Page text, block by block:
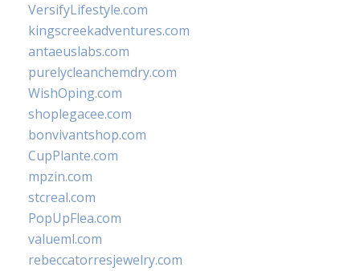
VersifyLifestyle.com
kingscreekadventures.com
antaeuslabs.com
purelycleanchemdry.com
WishOping.com
shoplegacee.com
bonvivantshop.com
CupPlante.com
mpzin.com
stcreal.com
PopUpFlea.com
valueml.com
rebeccatorresjewelry.com